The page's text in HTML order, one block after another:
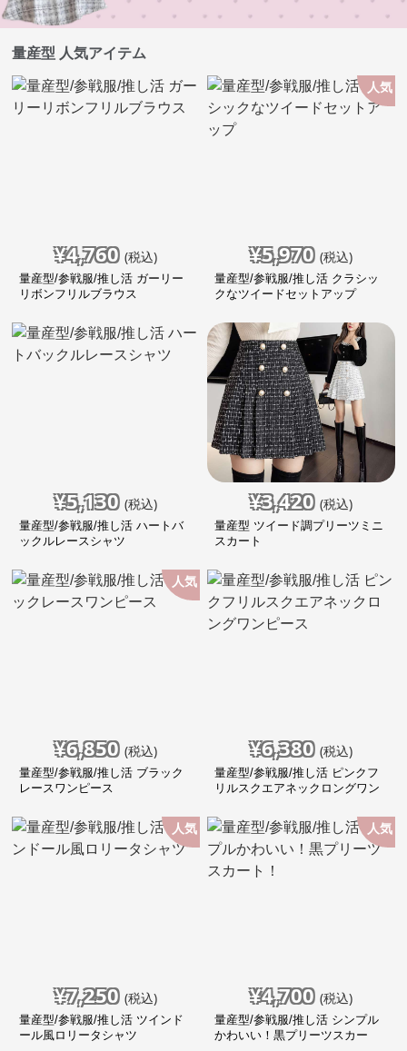
量産型 人気アイテム
¥4,760 (税込)
量産型/参戦服/推し活 ガーリー
リボンフリルブラウス
人気
¥5,970 (税込)
量産型/参戦服/推し活 クラシッ
クなツイードセットアップ
¥5,130 (税込)
量産型/参戦服/推し活 ハートバ
ックルレースシャツ
¥3,420 (税込)
量産型 ツイード調プリーツミニ
スカート
人気
¥6,850 (税込)
量産型/参戦服/推し活 ブラック
レースワンピース
¥6,380 (税込)
量産型/参戦服/推し活 ピンクフ
リルスクエアネックロングワン
人気
¥7,250 (税込)
量産型/参戦服/推し活 ツインド
ール風ロリータシャツ
人気
¥4,700 (税込)
量産型/参戦服/推し活 シンプル
かわいい！黒プリーツスカー